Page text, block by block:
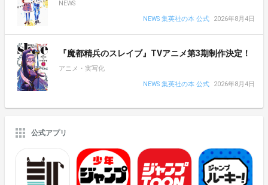
NEWS
NEWS 集英社の本 公式
2026年8月4日
『魔都精兵のスレイブ』TVアニメ第3期制作決定！
アニメ・実写化
NEWS 集英社の本 公式
2026年8月4日
公式アプリ